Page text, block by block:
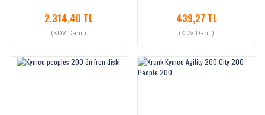
2.314,40 TL
(KDV Dahil)
439,27 TL
(KDV Dahil)